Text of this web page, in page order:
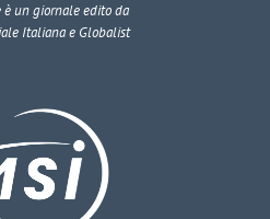
è un giornale edito da
Italiana e Globalist